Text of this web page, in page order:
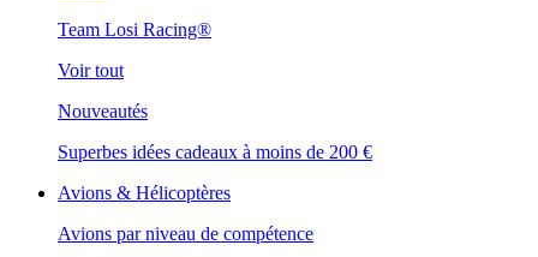
Team Losi Racing®
Voir tout
Nouveautés
Superbes idées cadeaux à moins de 200 €
Avions & Hélicoptères
Avions par niveau de compétence